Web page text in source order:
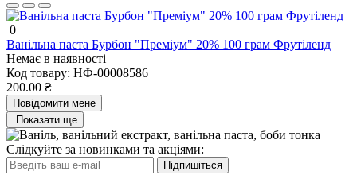
0
Ванільна паста Бурбон "Преміум" 20% 100 грам Фрутіленд
Немає в наявності
Код товару: НФ-00008586
200.00 ₴
Повідомити мене
Показати ще
Слідкуйте за новинками та акціями:
Підпишіться